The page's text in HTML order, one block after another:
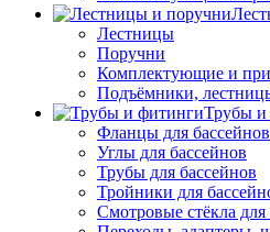
Лестницы
Поручни
Комплектующие и
Подъёмники,
Трубы и
Фланцы для бассейнов
Углы для бассейнов
Трубы для бассейнов
Тройники для
Смотровые стёкла для